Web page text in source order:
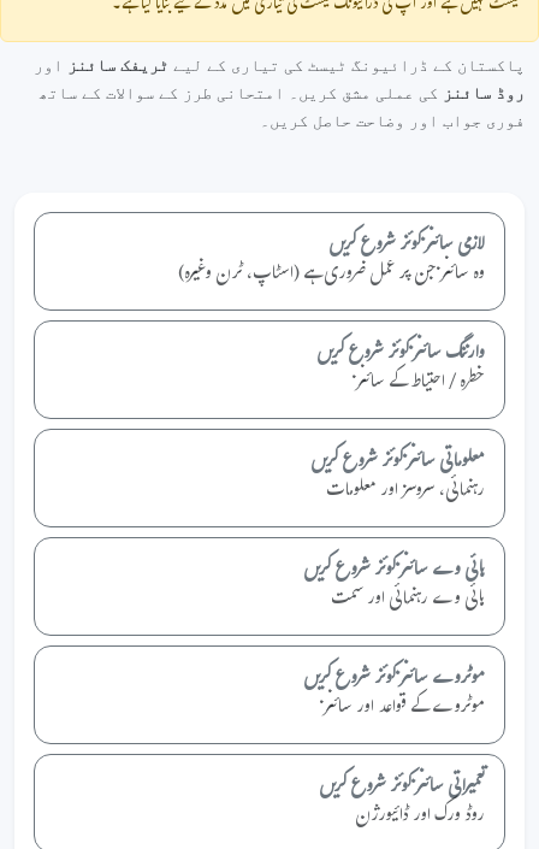
پاکستان کے ڈرائیونگ ٹیسٹ کی تیاری کے لیے ٹریفک سائنز
اور
روڈ سائنز کی عملی مشق کریں۔ امتحانی طرز کے سوالات کے ساتھ
فوری جواب اور وضاحت حاصل کریں۔
لازمی سائنز کوئز شروع کریں
وہ سائنز جن پر عمل ضروری ہے (اسٹاپ، ٹرن وغیرہ)
وارننگ سائنز کوئز شروع کریں
خطرہ / احتیاط کے سائنز
معلوماتی سائنز کوئز شروع کریں
رہنمائی، سروسز اور معلومات
ہائی وے سائنز کوئز شروع کریں
ہائی وے رہنمائی اور سمت
موٹروے سائنز کوئز شروع کریں
موٹروے کے قواعد اور سائنز
تعمیراتی سائنز کوئز شروع کریں
روڈ ورک اور ڈائیورژن